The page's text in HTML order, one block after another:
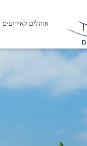
אוהלים לאירועים